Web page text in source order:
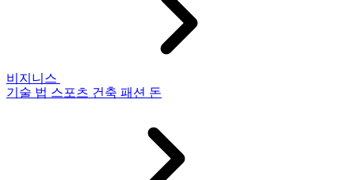
비지니스
기술 법 스포츠 건축 패션 돈